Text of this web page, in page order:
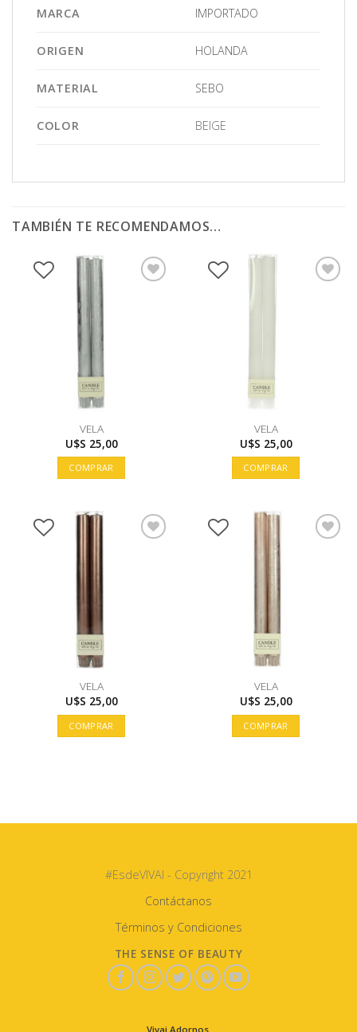
MARCA IMPORTADO
ORIGEN HOLANDA
MATERIAL SEBO
COLOR BEIGE
TAMBIÉN TE RECOMENDAMOS…
VELA
U$S 25,00
COMPRAR
VELA
U$S 25,00
COMPRAR
VELA
U$S 25,00
COMPRAR
VELA
U$S 25,00
COMPRAR
#EsdeVIVAI - Copyright 2021
Contáctanos
Términos y Condiciones
THE SENSE OF BEAUTY
Vivai Adornos